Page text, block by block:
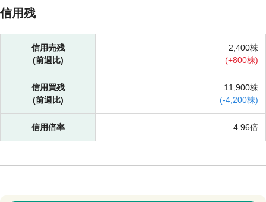
信用残
信用売残
(前週比)
2,400株
(+800株)
信用買残
(前週比)
11,900株
(-4,200株)
信用倍率 4.96倍